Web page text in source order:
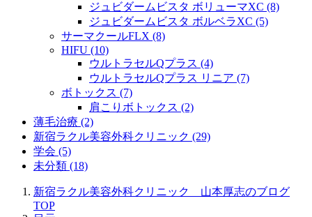
ジュビダームビスタ ボリューマXC (8)
ジュビダームビスタ ボルベラXC (5)
サーマクールFLX (8)
HIFU (10)
ウルトラセルQプラス (4)
ウルトラセルQプラス リニア (7)
ボトックス (7)
肩こりボトックス (2)
薄毛治療 (2)
新宿ラクル美容外科クリニック (29)
学会 (5)
未分類 (18)
新宿ラクル美容外科クリニック 山本厚志のブログ
TOP